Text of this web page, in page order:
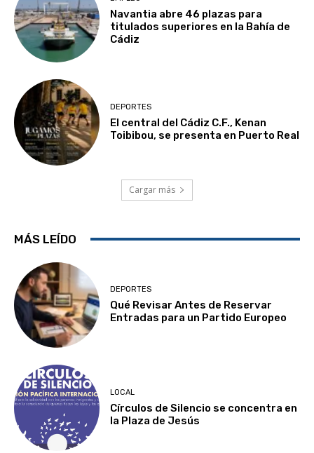
Navantia abre 46 plazas para
titulados superiores en la Bahía de
Cádiz
DEPORTES
El central del Cádiz C.F., Kenan
Toibibou, se presenta en Puerto Real
Cargar más
MÁS LEÍDO
DEPORTES
Qué Revisar Antes de Reservar
Entradas para un Partido Europeo
LOCAL
Círculos de Silencio se concentra en
la Plaza de Jesús